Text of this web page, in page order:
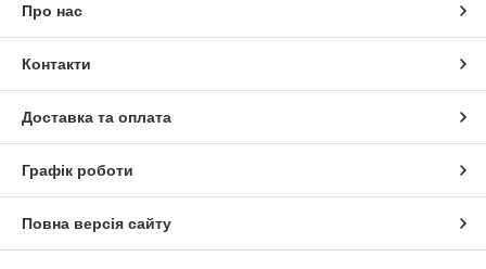
Про нас
Контакти
Доставка та оплата
Графік роботи
Повна версія сайту